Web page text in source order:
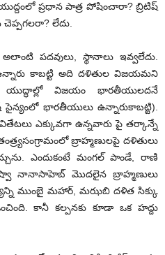
ప్రధాన పాత్ర పోషించారా? బ్రిటిష్
చెప్పగలరా? లేదు.
అలాంటి పదవులు, స్థానాలు ఇవ్వలేదు.
కాబట్టి అది దళితుల విజయమని
యుద్ధాల్లో విజయం భారతీయులదనే
సైన్యంలో భారతీయులు ఉన్నారుకాబట్టి).
ఎక్కువగా ఉన్నవారు పై తర్కాన్నే
బ్రాహ్మణులపై దళితులు
ఎందుకంటే మంగల్ పాండే, రాణి
నానాసాహెబ్ మొదలైన బ్రాహ్మణులు
ముంబై మహార్, మఝబి దళిత సిక్కు
కానీ కల్పనకు కూడా ఒక హద్దు